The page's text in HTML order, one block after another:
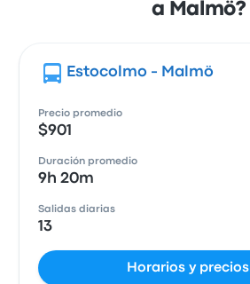
a Malmö?
Estocolmo - Malmö
Precio promedio
$901
Duración promedio
9h 20m
Salidas diarias
13
Horarios y precios